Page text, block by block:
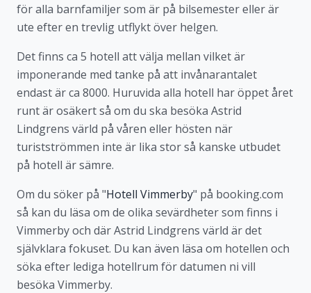
för alla barnfamiljer som är på bilsemester eller är
ute efter en trevlig utflykt över helgen.
Det finns ca 5 hotell att välja mellan vilket är
imponerande med tanke på att invånarantalet
endast är ca 8000. Huruvida alla hotell har öppet året
runt är osäkert så om du ska besöka Astrid
Lindgrens värld på våren eller hösten när
turistströmmen inte är lika stor så kanske utbudet
på hotell är sämre.
Om du söker på "Hotell Vimmerby" på booking.com
så kan du läsa om de olika sevärdheter som finns i
Vimmerby och där Astrid Lindgrens värld är det
självklara fokuset. Du kan även läsa om hotellen och
söka efter lediga hotellrum för datumen ni vill
besöka Vimmerby.